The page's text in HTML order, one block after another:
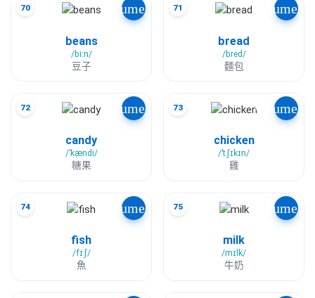
70 volume_up
beans
/biːn/
豆子
71
bread
/bred/
麵包
72 volume_up
candy
/ˈkændi/
糖果
73
chicken
/ˈtʃɪkɪn/
雞
74 volume_up
fish
/fɪʃ/
魚
75
milk
/mɪlk/
牛奶